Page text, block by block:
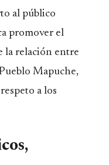
al público
promover el
la relación entre
Mapuche,
a los